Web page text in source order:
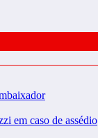
em caso de assédio